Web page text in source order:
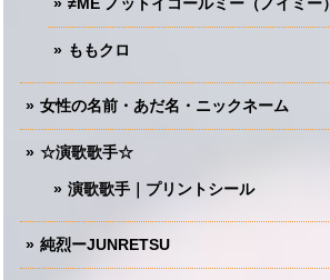
ももクロ
女性の名前・あだ名・ニックネーム
☆演歌歌手☆
演歌歌手｜プリントシール
純烈ーJUNRETSU